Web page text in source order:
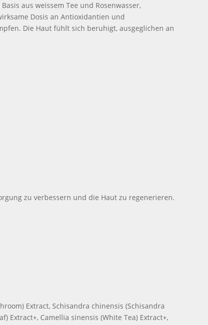
aus weissem Tee und Rosenwasser,
Dosis an Antioxidantien und
Die Haut fühlt sich beruhigt, ausgeglichen an
zu verbessern und die Haut zu regenerieren.
Extract, Schisandra chinensis (Schisandra
Extract+, Camellia sinensis (White Tea) Extract+,